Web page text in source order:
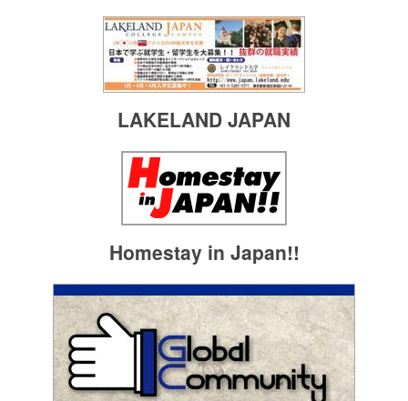
LAKELAND JAPAN
Homestay in Japan!!